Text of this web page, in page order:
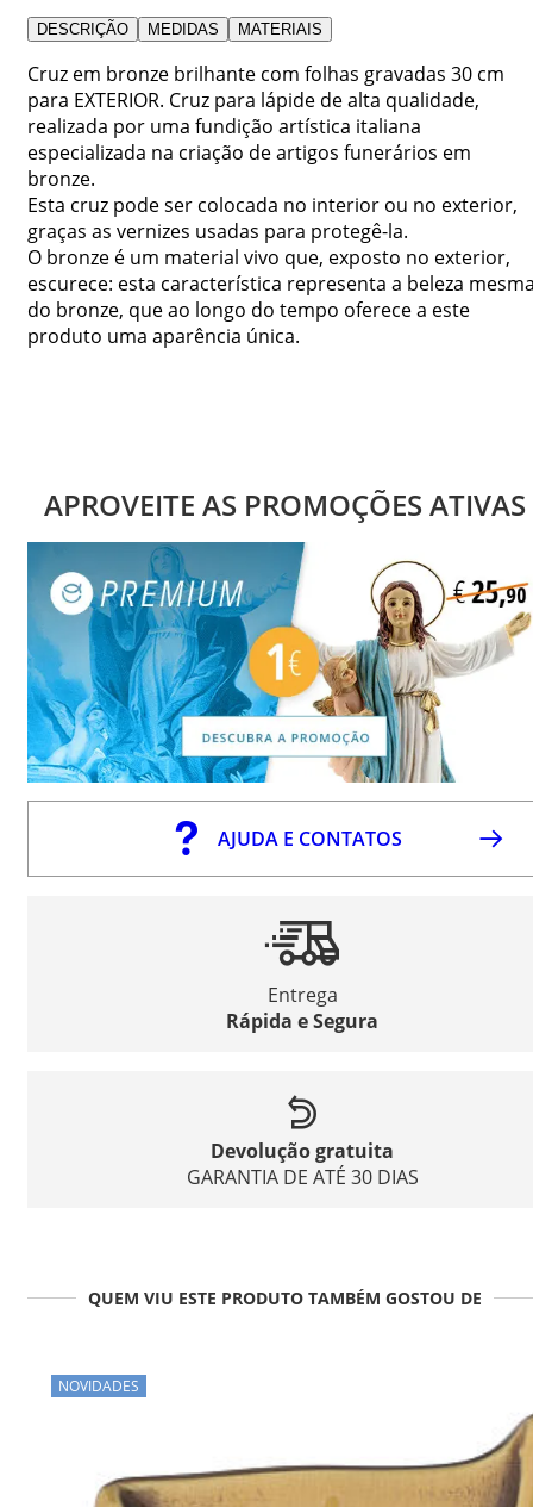
DESCRIÇÃO MEDIDAS MATERIAIS
Cruz em bronze brilhante com folhas gravadas 30 cm
para EXTERIOR. Cruz para lápide de alta qualidade,
realizada por uma fundição artística italiana
especializada na criação de artigos funerários em
bronze.
Esta cruz pode ser colocada no interior ou no exterior,
graças as vernizes usadas para protegê-la.
O bronze é um material vivo que, exposto no exterior,
escurece: esta característica representa a beleza
do bronze, que ao longo do tempo oferece a este
produto uma aparência única.
APROVEITE AS PROMOÇÕES ATIVAS
AJUDA E CONTATOS
Entrega
Rápida e Segura
Devolução gratuita
GARANTIA DE ATÉ 30 DIAS
QUEM VIU ESTE PRODUTO TAMBÉM GOSTOU DE
NOVIDADES